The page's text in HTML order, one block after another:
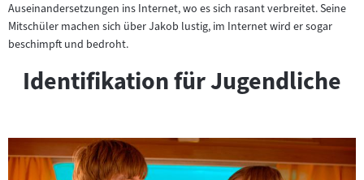
Auseinandersetzungen ins Internet, wo es sich rasant verbreitet. Seine
Mitschüler machen sich über Jakob lustig, im Internet wird er sogar
beschimpft und bedroht.
Identifikation für Jugendliche